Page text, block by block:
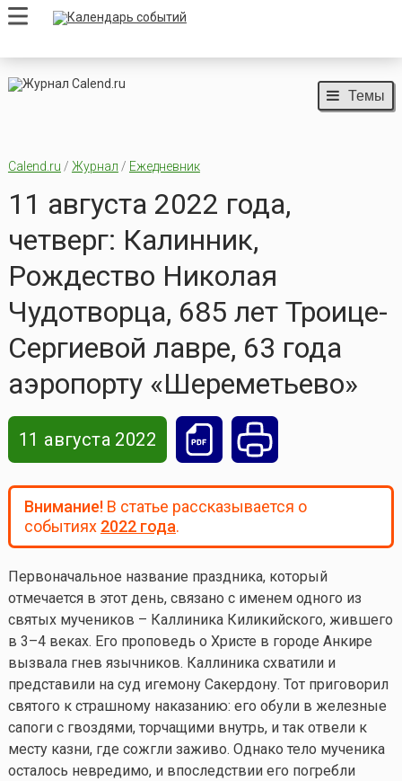
Темы
Calend.ru / Журнал / Ежедневник
11 августа 2022 года,
четверг: Калинник,
Рождество Николая
Чудотворца, 685 лет Троице-
Сергиевой лавре, 63 года
аэропорту «Шереметьево»
11 августа 2022
Внимание!В статье рассказывается о
событиях 2022 года.
Первоначальное название праздника, который
отмечается в этот день, связано с именем одного из
святых мучеников – Каллиника Киликийского, жившего
в 3–4 веках. Его проповедь о Христе в городе Анкире
вызвала гнев язычников. Каллиника схватили и
представили на суд игемону Сакердону. Тот приговорил
святого к страшному наказанию: его обули в железные
сапоги с гвоздями, торчащими внутрь, и так отвели к
месту казни, где сожгли заживо. Однако тело мученика
осталось невредимо, и впоследствии его погребли